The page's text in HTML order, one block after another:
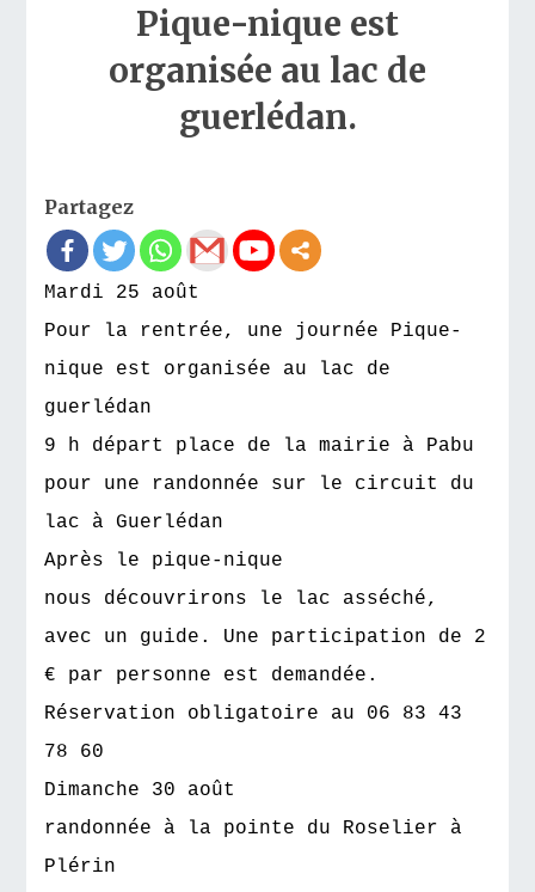
Pique-nique est
organisée au lac de
guerlédan.
Partagez
Mardi 25 août
Pour la rentrée, une journée Pique-
nique est organisée au lac de
guerlédan
9 h départ place de la mairie à Pabu
pour une randonnée sur le circuit du
lac à Guerlédan
Après le pique-nique
nous découvrirons le lac asséché,
avec un guide. Une participation de 2
€ par personne est demandée.
Réservation obligatoire au 06 83 43
78 60
Dimanche 30 août
randonnée à la pointe du Roselier à
Plérin